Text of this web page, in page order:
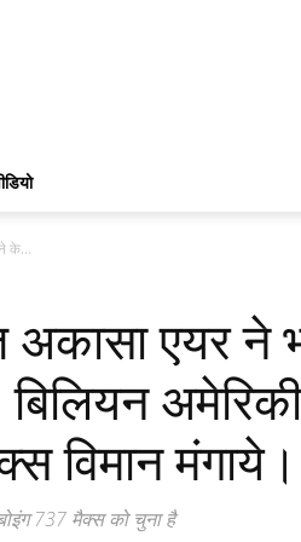
के...
अकासा एयर ने
अमेरिकी
विमान मंगाये।
737 मैक्स को चुना है